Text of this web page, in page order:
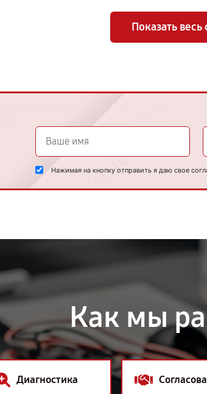
Показать весь
Нажимая на кнопку отправить я даю свое
Как мы
Диагностика